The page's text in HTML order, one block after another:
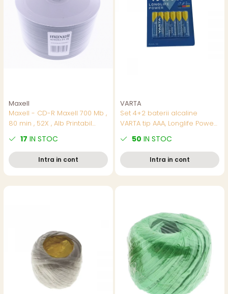
Maxell
Maxell - CD-R Maxell 700 Mb ,
80 min , 52X , Alb Printabil
17 IN STOC
Intra in cont
VARTA
Set 4+2 baterii alcaline
VARTA tip AAA, Longlife Power,
50 IN STOC
Intra in cont